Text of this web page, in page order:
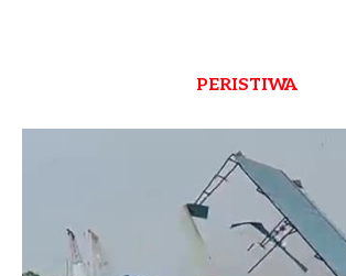
PERISTIWA